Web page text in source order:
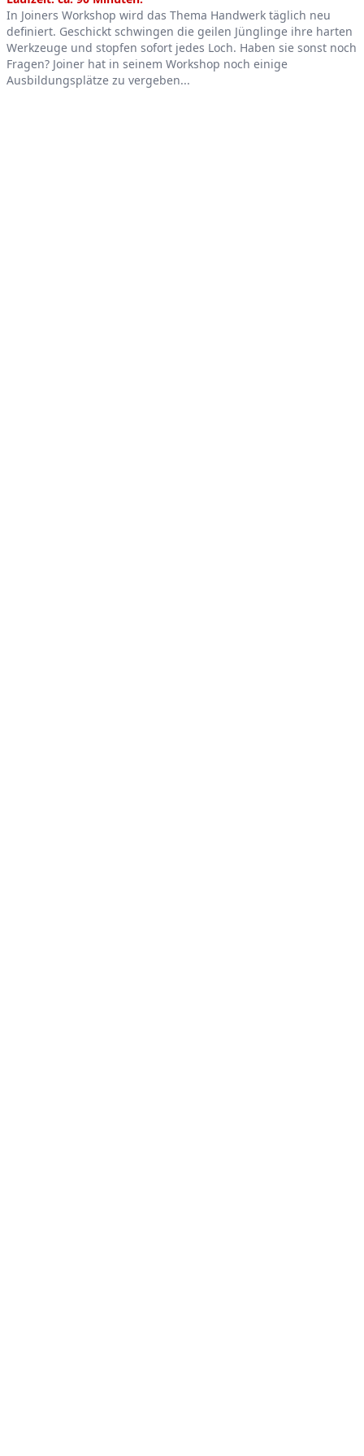
In Joiners Workshop wird das Thema Handwerk täglich neu
definiert. Geschickt schwingen die geilen Jünglinge ihre harten
Werkzeuge und stopfen sofort jedes Loch. Haben sie sonst noch
Fragen? Joiner hat in seinem Workshop noch einige
Ausbildungsplätze zu vergeben...